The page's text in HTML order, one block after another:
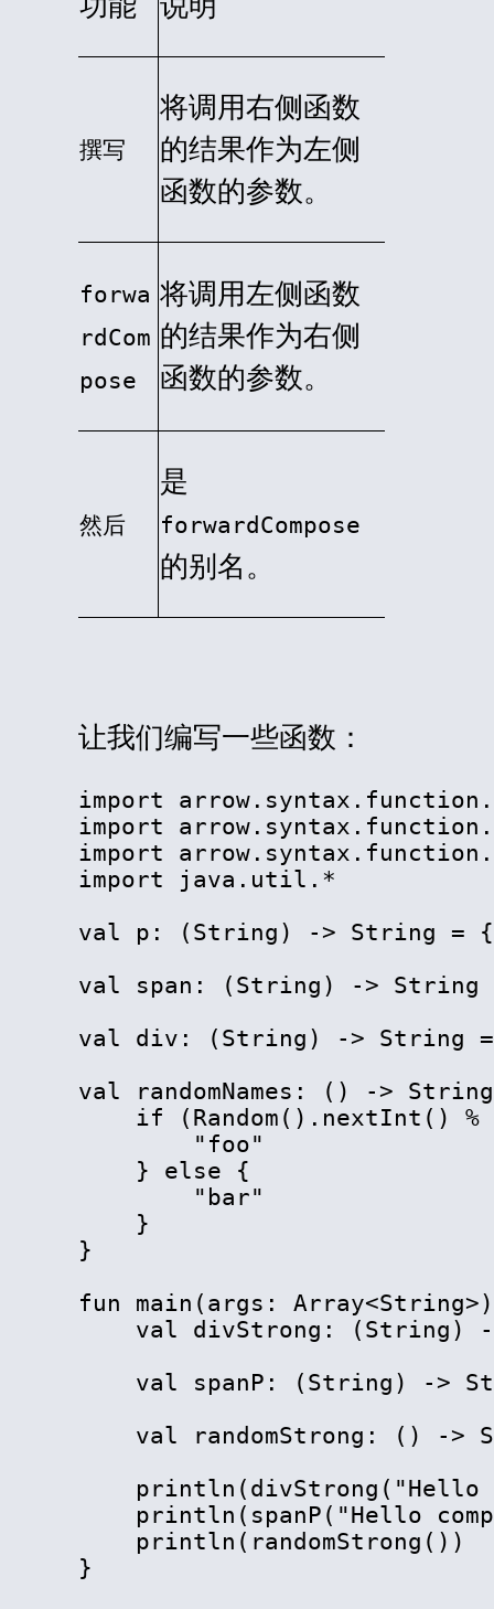
撰写
将调用右侧函数
的结果作为左侧
函数的参数。
forwa
rdCom
pose
将调用左侧函数
的结果作为右侧
函数的参数。
然后
是
forwardCompose
的别名。
让我们编写一些函数：
import
import
import
import java.util.*
val p: (String) -> String =
val span: (String) -> String
val div: (String) -> String
val randomNames: () ->
if (Random().nextInt() %
        "foo"
    } else {
        "bar"
    }
}
fun main(args: Array<String>
val divStrong: (String)
val spanP: (String) ->
val randomStrong: () ->
println(divStrong("Hello
println(spanP("Hello
    println(randomStrong())
}